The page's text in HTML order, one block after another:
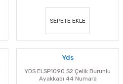
SEPETE EKLE
Yds
YDS ELSP1090 S2 Çelik Burunlu
Ayakkabı 44 Numara